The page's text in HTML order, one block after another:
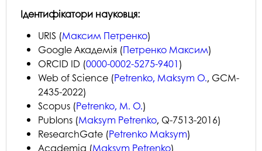
Ідентифікатори науковця:
URIS (Максим Петренко)
Google Академія (Петренко Максим)
ORCID ID (0000-0002-5275-9401)
Web of Science (Petrenko, Maksym O., GCM-
2435-2022)
Scopus (Petrenko, M. O.)
Publons (Maksym Petrenko, Q-7513-2016)
ResearchGate (Petrenko Maksym)
Academia (Maksym Petrenko)